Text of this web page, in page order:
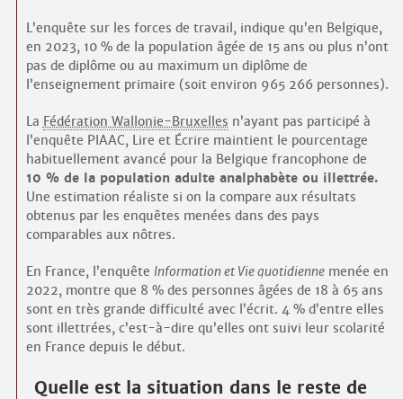
L’enquête sur les forces de travail, indique qu’en Belgique,
en 2023, 10 % de la population âgée de 15 ans ou plus n’ont
pas de diplôme ou au maximum un diplôme de
l’enseignement primaire (soit environ 965 266 personnes).
La Fédération Wallonie-Bruxelles n’ayant pas participé à
l’enquête PIAAC, Lire et Écrire maintient le pourcentage
habituellement avancé pour la Belgique francophone de
10 % de la population adulte analpha­bète ou illettrée.
Une estimation réaliste si on la compare aux résultats
obtenus par les enquêtes menées dans des pays
comparables aux nôtres.
En France, l’enquête Information et Vie quotidiennemenée en
2022, montre que 8 % des personnes âgées de 18 à 65 ans
sont en très grande difficulté avec l’écrit. 4 % d’entre elles
sont illettrées, c’est-à-dire qu’elles ont suivi leur scolarité
en France depuis le début.
Quelle est la situation dans le reste de